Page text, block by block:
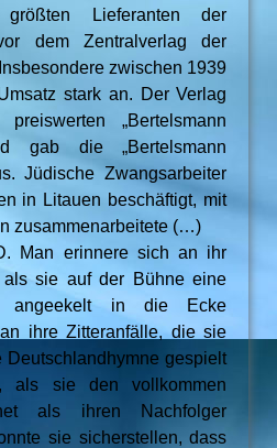
größten Lieferanten der
dem Zentralverlag der
zwischen 1939
stark an. Der Verlag
„Bertelsmann
gab die „Bertelsmann
Jüdische Zwangsarbeiter
in Litauen beschäftigt, mit
zusammenarbeitete (…)
Man erinnere sich an ihr
als sie auf der Bühne eine
angeekelt in die Ecke
ihre Zitteranfälle, die sie
Deutschlandhymne gespielt
als sie den vollkommen
als ihren Nachfolger
sie sicherstellen, dass